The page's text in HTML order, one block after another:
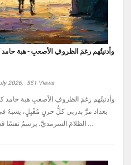
وأدنيتُهم رغمَ الظروفِ الأصعبِ - هبة
2026, 551 Views
بغداد مرَّ بدربي كلُّ حزنٍ مُقْبِلٍ، يشبهُ
الظلامَ السرمديَّ. يرسمُ نفسًا قد عرف ...